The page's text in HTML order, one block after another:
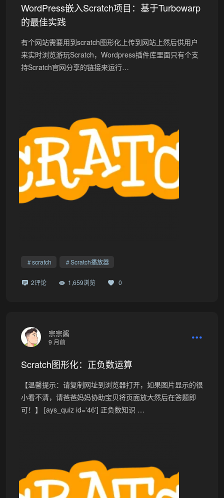
WordPress嵌入Scratch项目：基于Turbowarp
的最佳实践
有个网站需要用到scratch图形化上传到网站上然后供用户
来实时浏览游玩Scratch，Wordpress插件库里面只有个支
持Scratch官网分享的链接来运行…
scratch Scratch播放器
2评论 1,659浏览 0
宗宗酱
9 月前
Scratch图形化：正负数运算
【温馨提示：请复制网址到浏览器打开，如果图片显示的很
小看不清，请爸爸妈妈协助宝贝将页面放大然后在答题即
可！】 [ays_quiz id='46'] 正负数知识 …